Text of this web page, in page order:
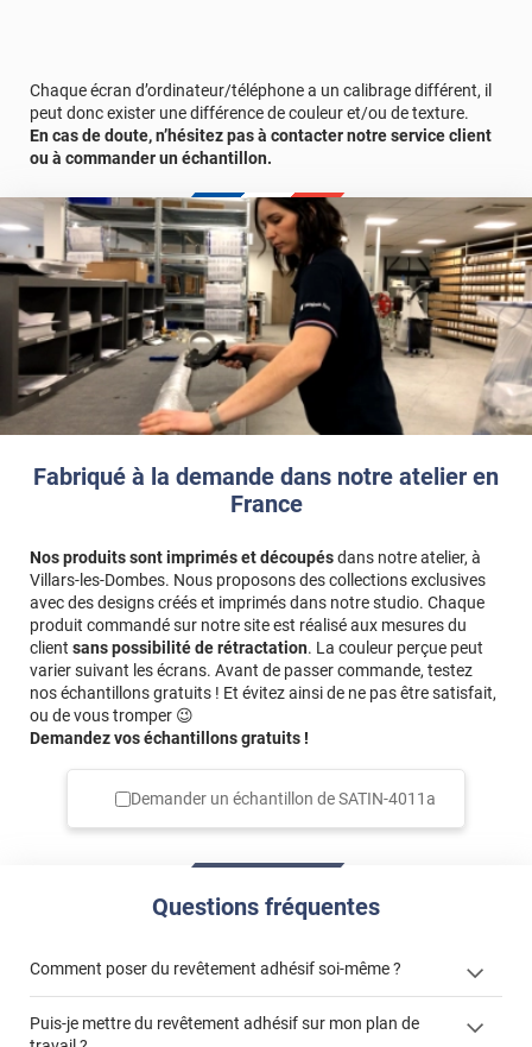
Fabriqué à la demande dans notre atelier en
France
Nos produits sont imprimés et découpésdans notre atelier, à
Villars-les-Dombes. Nous proposons des collections exclusives
avec des designs créés et imprimés dans notre studio. Chaque
produit commandé sur notre site est réalisé aux mesures du
client sans possibilité de rétractation. La couleur perçue peut
varier suivant les écrans. Avant de passer commande, testez
nos échantillons gratuits ! Et évitez ainsi de ne pas être satisfait,
ou de vous tromper 😉
Demandez vos échantillons gratuits !
Demander un échantillon deSATIN-4011a
Questions fréquentes
Comment poser du revêtement adhésif soi-même ?
« Comment poser un revêtement adhésif ? »
Puis-je mettre du revêtement adhésif sur mon plan de
Référence produit :SATIN4011a
Chaque écran d’ordinateur/téléphone a un calibrage différent, il
peut donc exister une différence de couleur et/ou de texture.
En cas de doute, n’hésitez pas à contacter notre service client
ou à commander un échantillon.